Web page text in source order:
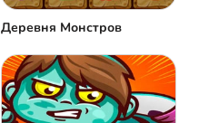
Деревня Монстров